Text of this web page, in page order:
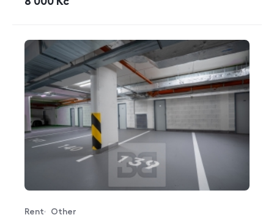
Offer type
Rent
Property type
Other